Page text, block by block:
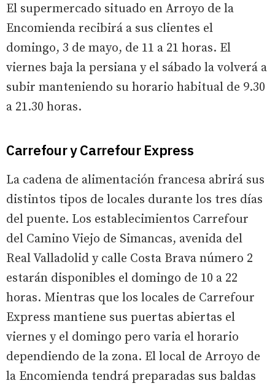
El supermercado situado en Arroyo de la
Encomienda recibirá a sus clientes el
domingo, 3 de mayo, de 11 a 21 horas. El
viernes baja la persiana y el sábado la volverá a
subir manteniendo su horario habitual de 9.30
a 21.30 horas.
Carrefour y Carrefour Express
La cadena de alimentación francesa abrirá sus
distintos tipos de locales durante los tres días
del puente. Los establecimientos Carrefour
del Camino Viejo de Simancas, avenida del
Real Valladolid y calle Costa Brava número 2
estarán disponibles el domingo de 10 a 22
horas. Mientras que los locales de Carrefour
Express mantiene sus puertas abiertas el
viernes y el domingo pero varia el horario
dependiendo de la zona. El local de Arroyo de
la Encomienda tendrá preparadas sus baldas